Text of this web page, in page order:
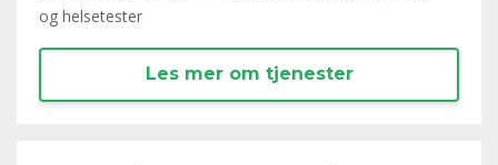
og helsetester
Les mer om tjenester